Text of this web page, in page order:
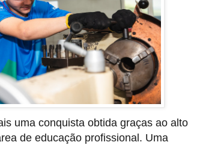
uma conquista obtida graças ao alto
de educação profissional. Uma